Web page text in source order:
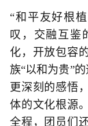
“和平友好根
叹，交融互鉴
化，开放包容
族“以和为贵”
更深刻的感悟
体的文化根源
全程，团员们